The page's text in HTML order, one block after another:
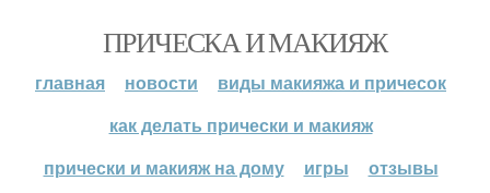
ПРИЧЕСКА И МАКИЯЖ
главная новости
виды макияжа и причесок
как делать прически и макияж
прически и макияж на дому
игры отзывы